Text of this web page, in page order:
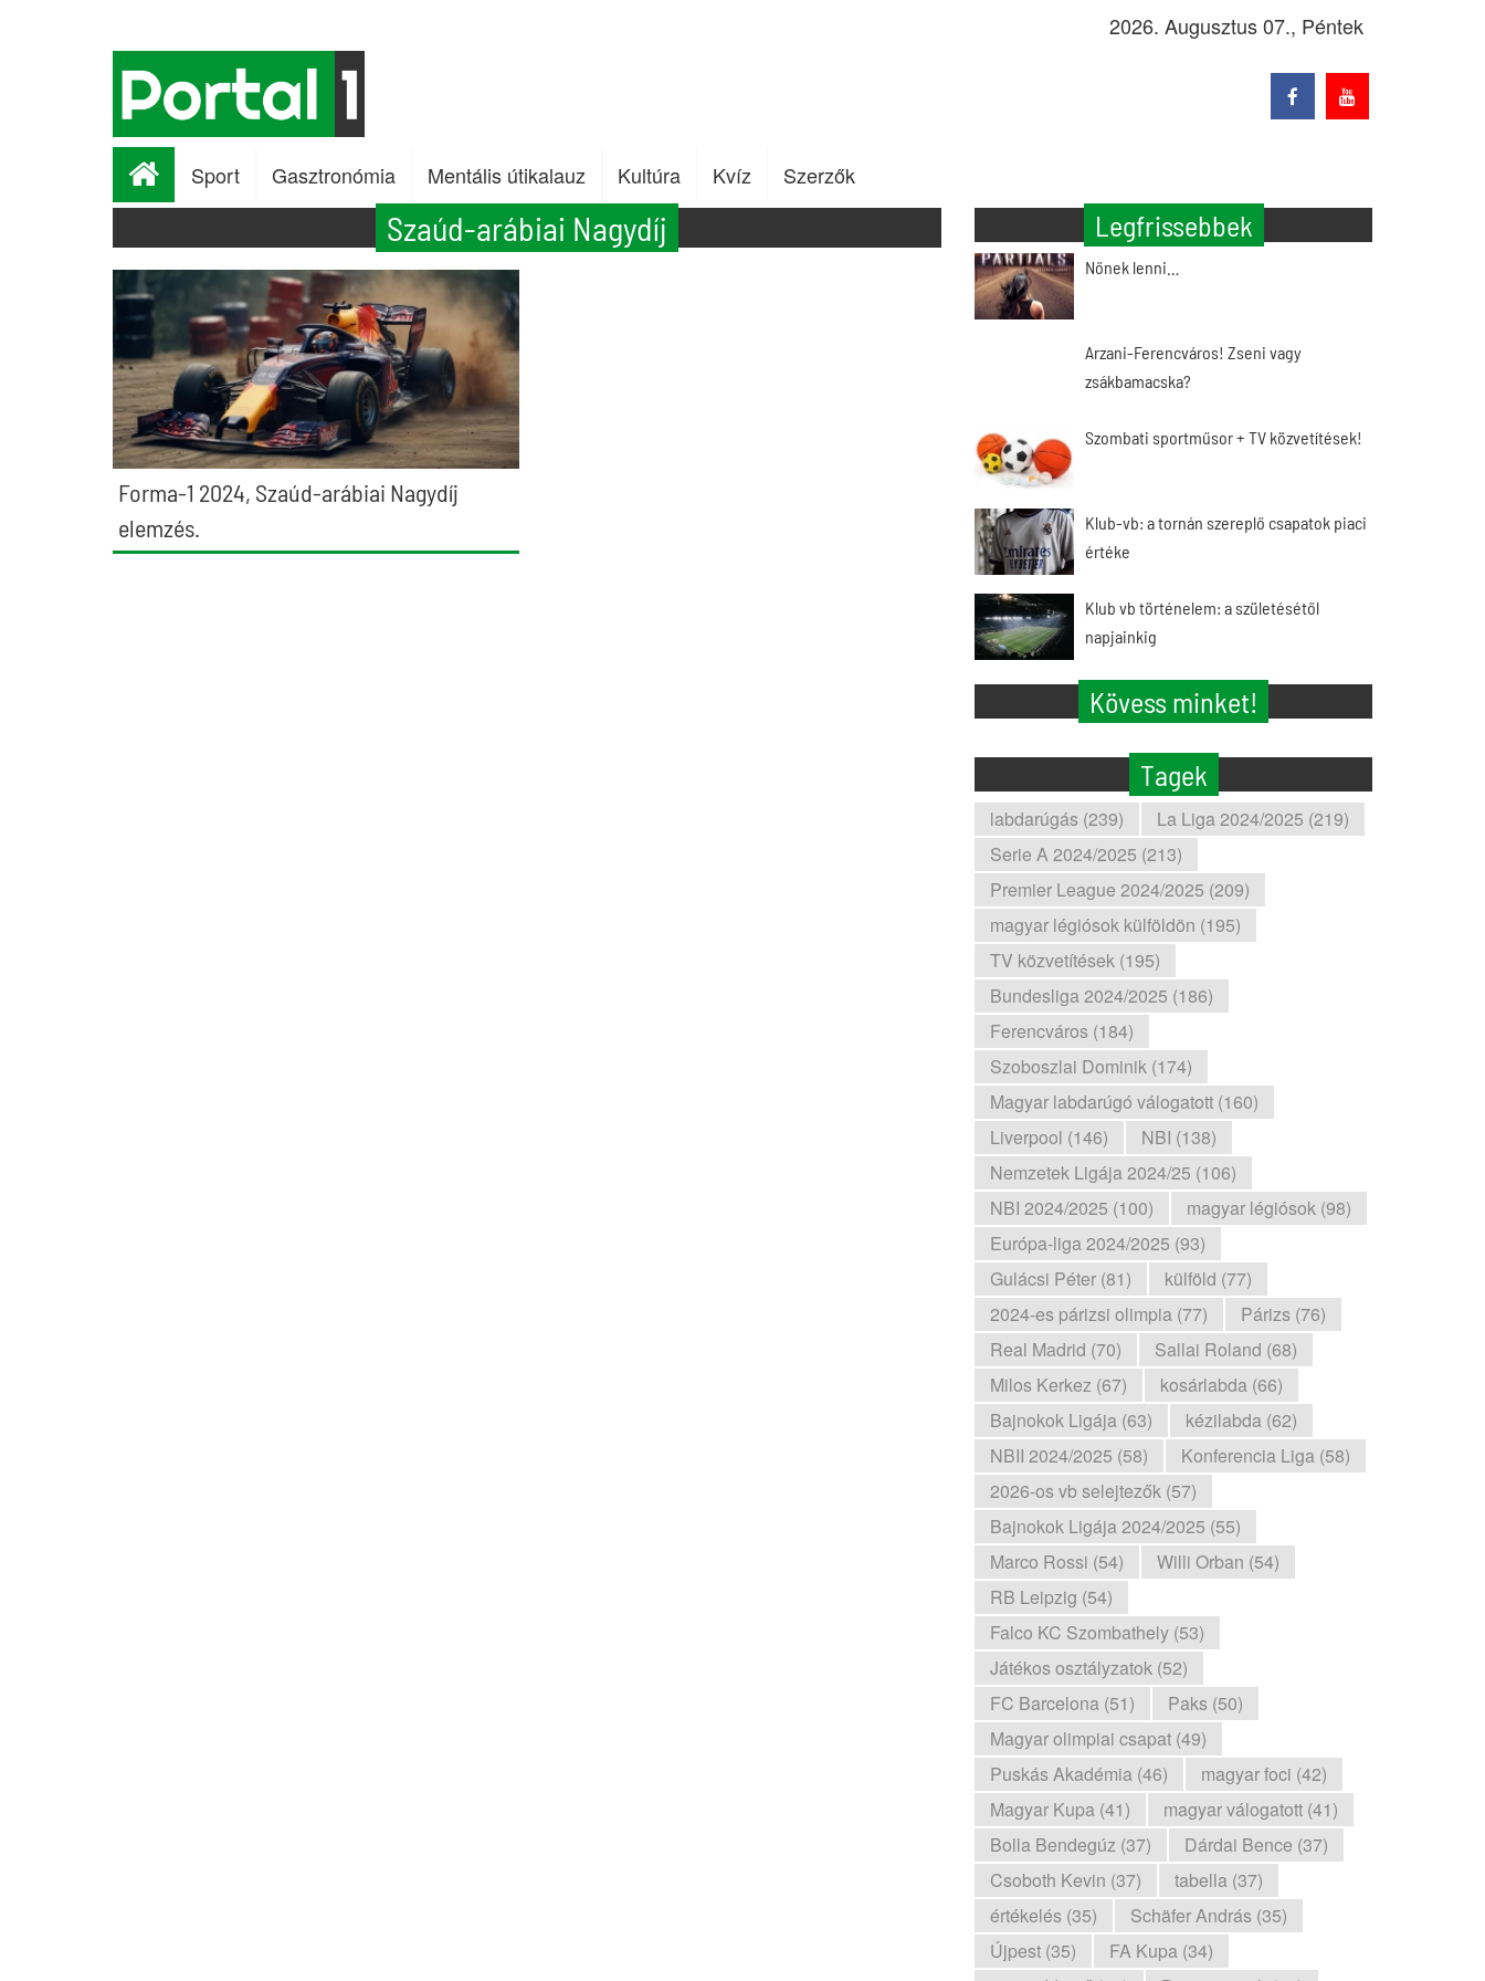
2026. Augusztus 07., Péntek
Sport Gasztronómia Mentális útikalauz Kultúra Kvíz Szerzők
Szaúd-arábiai Nagydíj
Forma-1 2024, Szaúd-arábiai Nagydíj
elemzés.
Legfrissebbek
Nőnek lenni…
Arzani-Ferencváros! Zseni vagy
zsákbamacska?
Szombati sportműsor + TV közvetítések!
Klub-vb: a tornán szereplő csapatok piaci
értéke
Klub vb történelem: a születésétől
napjainkig
Kövess minket!
Tagek
labdarúgás (239)
La Liga 2024/2025 (219)
Serie A 2024/2025 (213)
Premier League 2024/2025 (209)
magyar légiósok külföldön (195)
TV közvetítések (195)
Bundesliga 2024/2025 (186)
Ferencváros (184)
Szoboszlai Dominik (174)
Magyar labdarúgó válogatott (160)
Liverpool (146)
NBI (138)
Nemzetek Ligája 2024/25 (106)
NBI 2024/2025 (100)
magyar légiósok (98)
Európa-liga 2024/2025 (93)
Gulácsi Péter (81)
külföld (77)
2024-es párizsi olimpia (77)
Párizs (76)
Real Madrid (70)
Sallai Roland (68)
Milos Kerkez (67)
kosárlabda (66)
Bajnokok Ligája (63)
kézilabda (62)
NBII 2024/2025 (58)
Konferencia Liga (58)
2026-os vb selejtezők (57)
Bajnokok Ligája 2024/2025 (55)
Marco Rossi (54)
Willi Orban (54)
RB Leipzig (54)
Falco KC Szombathely (53)
Játékos osztályzatok (52)
FC Barcelona (51)
Paks (50)
Magyar olimpiai csapat (49)
Puskás Akadémia (46)
magyar foci (42)
Magyar Kupa (41)
magyar válogatott (41)
Bolla Bendegúz (37)
Dárdai Bence (37)
Csoboth Kevin (37)
tabella (37)
értékelés (35)
Schäfer András (35)
Újpest (35)
FA Kupa (34)